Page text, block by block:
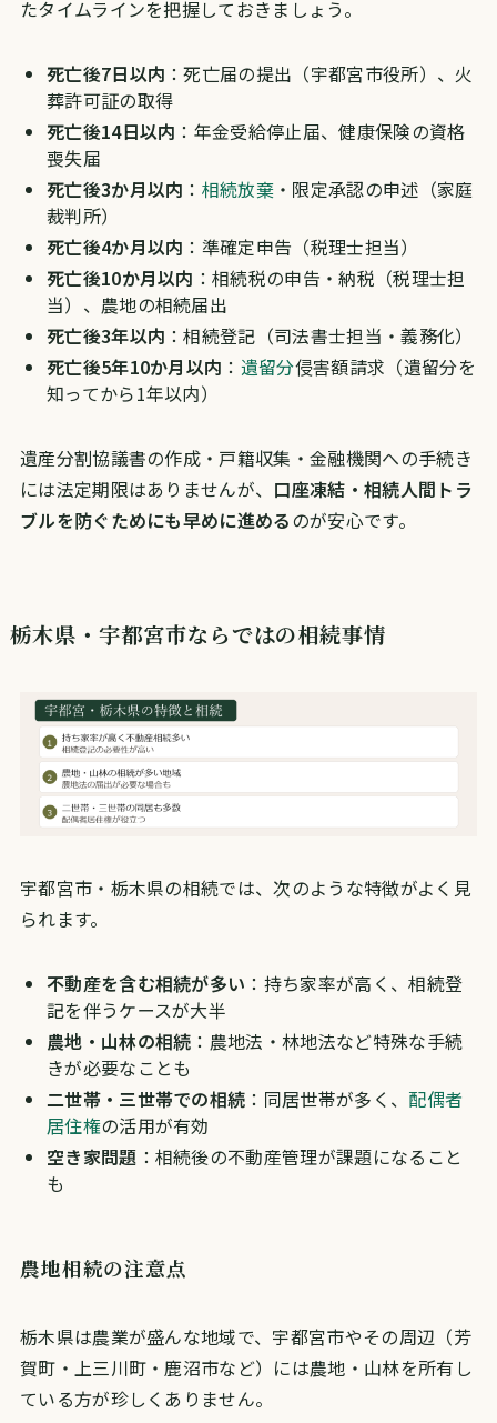
たタイムラインを把握しておきましょう。
死亡後7日以内 ：死亡届の提出（宇都宮市役所）、火
葬許可証の取得
死亡後14日以内 ：年金受給停止届、健康保険の資格
喪失届
死亡後3か月以内 ： 相続放棄 ・限定承認の申述（家庭
裁判所）
死亡後4か月以内 ：準確定申告（税理士担当）
死亡後10か月以内 ：相続税の申告・納税（税理士担
当）、農地の相続届出
死亡後3年以内 ：相続登記（司法書士担当・義務化）
死亡後5年10か月以内 ： 遺留分侵害額請求（遺留分を
知ってから1年以内）
遺産分割協議書の作成・戸籍収集・金融機関への手続き
には法定期限はありませんが、 口座凍結・相続人間トラ
ブルを防ぐためにも早めに進めるのが安心です。
栃木県・宇都宮市ならではの相続事情
宇都宮市・栃木県の相続では、次のような特徴がよく見
られます。
不動産を含む相続が多い ：持ち家率が高く、相続登
記を伴うケースが大半
農地・山林の相続 ：農地法・林地法など特殊な手続
きが必要なことも
二世帯・三世帯での相続 ：同居世帯が多く、 配偶者
居住権の活用が有効
空き家問題 ：相続後の不動産管理が課題になること
も
農地相続の注意点
栃木県は農業が盛んな地域で、宇都宮市やその周辺（芳
賀町・上三川町・鹿沼市など）には農地・山林を所有し
ている方が珍しくありません。